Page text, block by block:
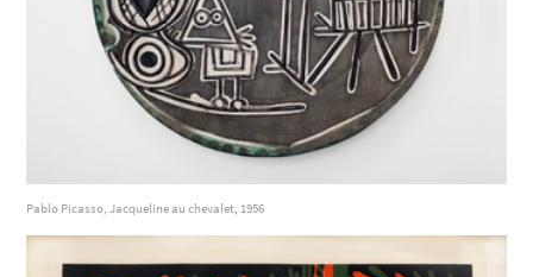
Pablo Picasso, Jacqueline au chevalet, 1956